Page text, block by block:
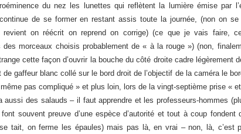
du nez les lunettes qui reflètent la lumière émise par
de se former en restant assis toute la journée, (non on
revient on réécrit on reprend on corrige) (ce que je vais faire,
des morceaux choisis probablement de « à la rouge ») (non,
cette façon d’ouvrir la bouche du côté droite cadre légèrement
de gaffeur blanc collé sur le bord droit de l’objectif de la caméra le
même pas compliqué » et plus loin, lors de la vingt-septième prise «
aussi des salauds – il faut apprendre et les professeurs-hommes
souvent preuve d’une espèce d’autorité et tout à coup
tait, on ferme les épaules) mais pas là, en vrai – non, là, c’est